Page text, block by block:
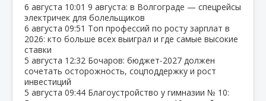
6 августа 10:01 9 августа: в Волгограде — спецрейсы
электричек для болельщиков
6 августа 09:51 Топ профессий по росту зарплат в
2026: кто больше всех выиграл и где самые высокие
ставки
5 августа 12:32 Бочаров: бюджет‑2027 должен
сочетать осторожность, соцподдержку и рост
инвестиций
5 августа 09:44 Благоустройство у гимназии № 10: